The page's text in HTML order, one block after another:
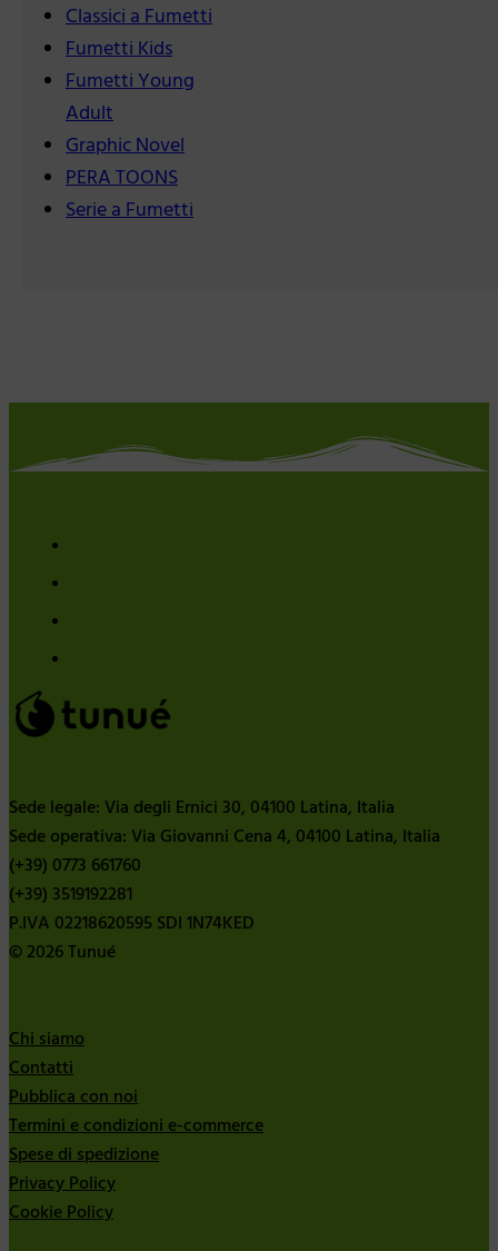
Classici a Fumetti
Fumetti Kids
Fumetti Young
Adult
Graphic Novel
PERA TOONS
Serie a Fumetti
Sede legale: Via degli Ernici 30, 04100 Latina, Italia
Sede operativa: Via Giovanni Cena 4, 04100 Latina, Italia
(+39) 0773 661760
(+39) 3519192281
P.IVA 02218620595 SDI 1N74KED
© 2026 Tunué
Chi siamo
Contatti
Pubblica con noi
Termini e condizioni e-commerce
Spese di spedizione
Privacy Policy
Cookie Policy